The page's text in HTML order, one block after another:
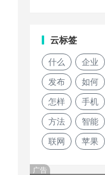
云标签
什么 企业
发布 如何
怎样 手机
方法 智能
联网 苹果
广告